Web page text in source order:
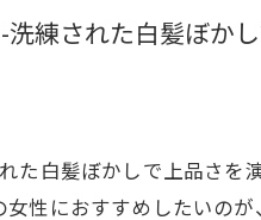
練された白髪ぼか
た白髪ぼかしで上品さ
性におすすめしたいの